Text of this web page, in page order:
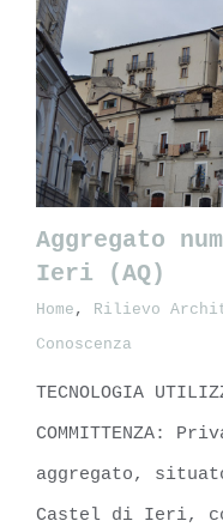
Aggregato
Aggregato
Ieri (AQ)
Home , Rilievo
Conoscenza
TECNOLOGIA
COMMITTENZA:
aggregato,
Castel di Ieri,